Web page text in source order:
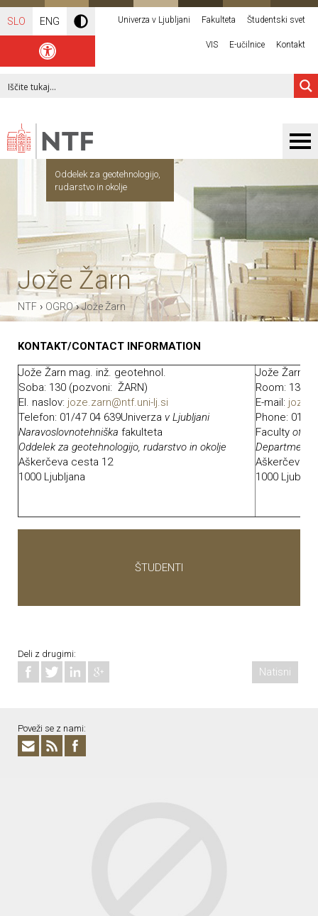
SLO ENG Univerza v Ljubljani Fakulteta Študentski svet
VIS E-učilnice Kontakt
Oddelek za geotehnologijo,
rudarstvo in okolje
Jože Žarn
NTF › OGRO›Jože Žarn
KONTAKT/CONTACT INFORMATION
Jože Žarn mag. inž. geotehnol.
Soba: 130 (pozvoni: ŽARN)
El. naslov: joze.zarn@ntf.uni-lj.si
Telefon: 01/47 04 639Univerza v Ljubljani
Naravoslovnotehniška fakulteta
Oddelek za geotehnologijo, rudarstvo in okolje
Aškerčeva cesta 12
1000 Ljubljana
Jože Žarn
Room: 130
E-mail:
Phone: 01/
Faculty of
Department
Aškerčeva
1000
ŠTUDENTI
Deli z drugimi:
Natisni
Poveži se z nami: